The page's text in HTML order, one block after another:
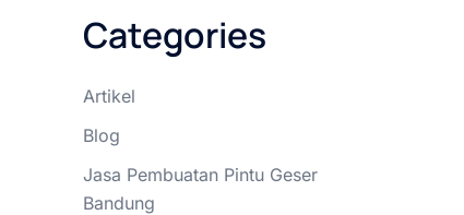
Categories
Artikel
Blog
Jasa Pembuatan Pintu Geser
Bandung